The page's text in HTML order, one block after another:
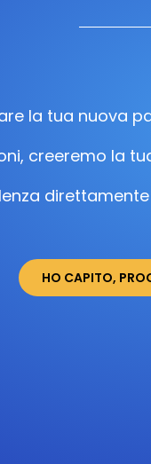
la tua nuova
creeremo la
HO CAPITO,